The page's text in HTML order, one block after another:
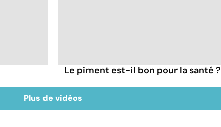
Le piment est-il bon pour la santé ?
Plus de vidéos